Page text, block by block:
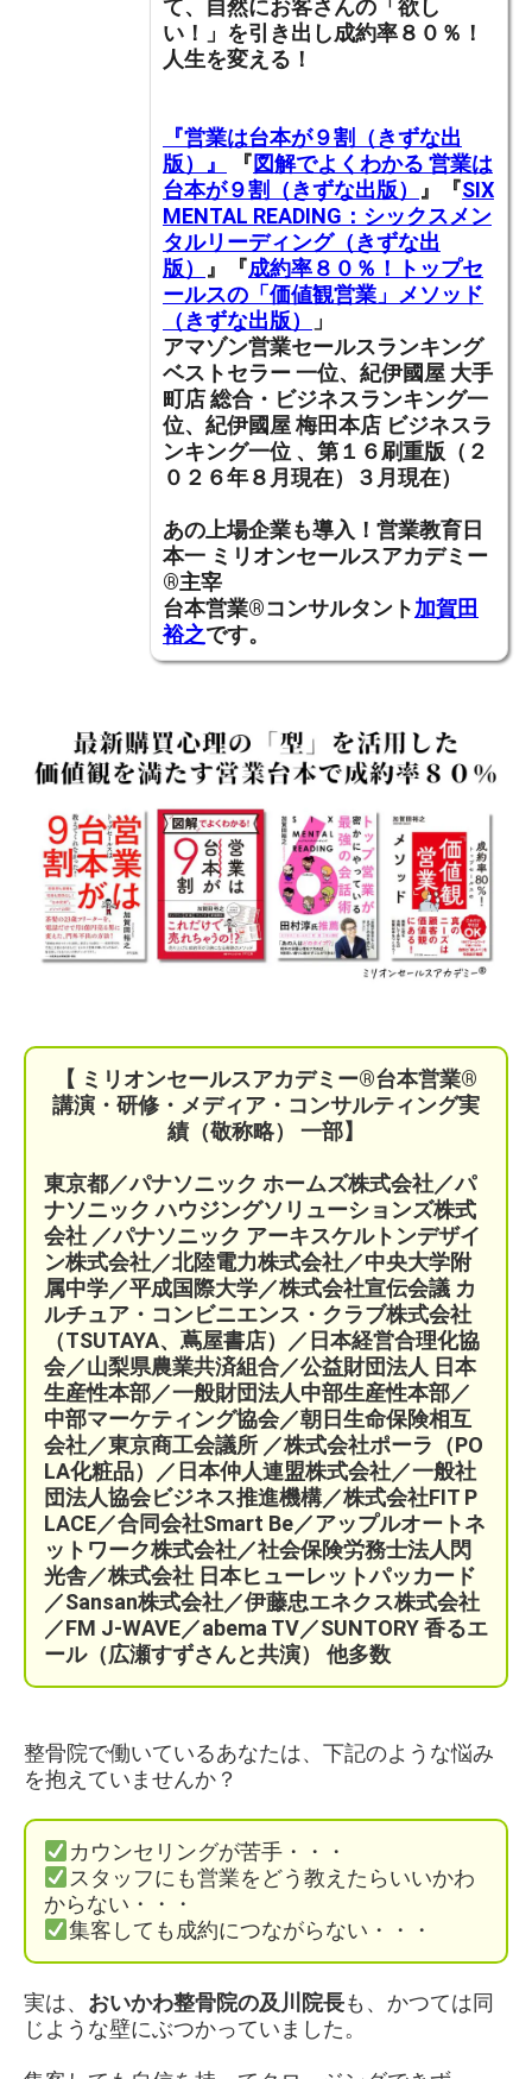
て、 自然にお客さんの「欲し
い！」を引き出し成約率８０％！
人生を変える！
『営業は台本が９割（きずな出
版）』
『図解でよくわかる 営業は
台本が９割（きずな出版）
』『SIX
MENTAL READING：シックスメン
タルリーディング（きずな出
版）
』『成約率８０％！トップセ
ールスの「価値観営業」メソッド
（きずな出版）
」
アマゾン営業セールスランキング
ベストセラー 一位、紀伊國屋 大手
町店 総合・ビジネスランキング一
位、紀伊國屋 梅田本店 ビジネスラ
ンキング一位 、第１６刷重版（２
０２６年８月現在）３月現在）
あの上場企業も導入！営業教育日
本一 ミリオンセールスアカデミー
®主宰
台本営業®コンサルタント加賀田
裕之です。
【 ミリオンセールスアカデミー®︎台本営業®︎
講演・研修・メディア・コンサルティング実
績（敬称略） 一部】
東京都／パナソニック ホームズ株式会社／パ
ナソニック ハウジングソリューションズ株式
会社 ／パナソニック アーキスケルトンデザイ
ン株式会社／北陸電力株式会社／中央大学附
属中学／平成国際大学／株式会社宣伝会議 カ
ルチュア・コンビニエンス・クラブ株式会社
（TSUTAYA、蔦屋書店）／ 日本経営合理化協
会／山梨県農業共済組合／公益財団法人 日本
生産性本部／一般財団法人中部生産性本部／
中部マーケティング協会／朝日生命保険相互
会社／東京商工会議所 ／株式会社ポーラ（PO
LA化粧品） ／日本仲人連盟株式会社／一般社
団法人協会ビジネス推進機構／株式会社FIT P
LACE／合同会社Smart Be／アップルオートネ
ットワーク株式会社／社会保険労務士法人閃
光舎／株式会社 日本ヒューレットパッカード
／Sansan株式会社／伊藤忠エネクス株式会社
／FM J-WAVE／abema TV／SUNTORY 香るエ
ール（広瀬すずさんと共演） 他多数
整骨院で働いているあなたは、下記のような悩み
を抱えていませんか？
カウンセリングが苦手・・・
スタッフにも営業をどう教えたらいいかわ
からない・・・
集客しても成約につながらない・・・
実は、 おいかわ整骨院の及川院長も、かつては同
じような壁にぶつかっていました。